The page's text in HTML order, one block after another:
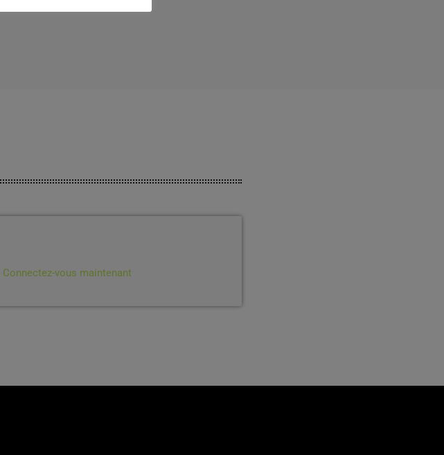
Connectez-vous maintenant